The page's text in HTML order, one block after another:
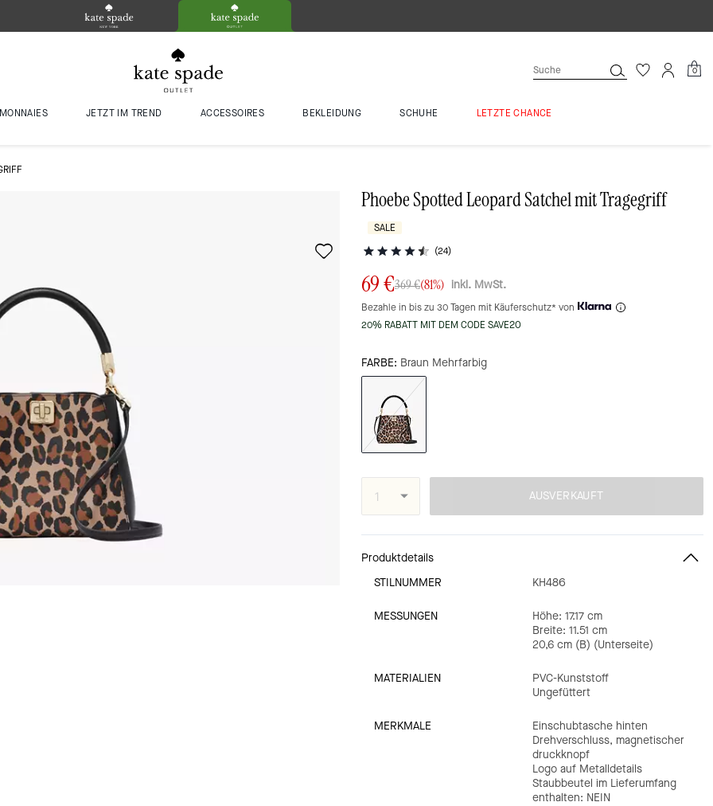
0
JETZT IM TREND ACCESSOIRES BEKLEIDUNG SCHUHE LETZTE CHANCE
Phoebe Spotted Leopard Satchel mit Tragegriff
SALE
(24)
69 €369 €(81%) inkl. MwSt.
Bezahle in bis zu 30 Tagen mit Käuferschutz* von
20% RABATT MIT DEM CODE SAVE20
FARBE: Braun Mehrfarbig
AUSVERKAUFT
Produktdetails
STILNUMMER
KH486
MESSUNGEN
Höhe: 17.17 cm
Breite: 11.51 cm
20,6 cm (B) (Unterseite)
MATERIALIEN
PVC-Kunststoff
Ungefüttert
MERKMALE
Einschubtasche hinten
Drehverschluss, magnetischer
druckknopf
Logo auf Metalldetails
Staubbeutel im Lieferumfang
enthalten: NEIN